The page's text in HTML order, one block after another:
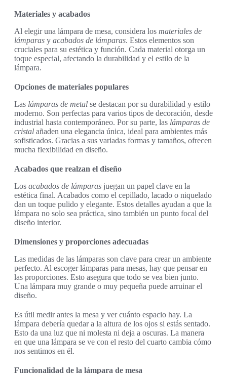
Materiales y acabados
Al elegir una lámpara de mesa, considera los materiales de
lámparas y acabados de lámparas. Estos elementos son
cruciales para su estética y función. Cada material otorga un
toque especial, afectando la durabilidad y el estilo de la
lámpara.
Opciones de materiales populares
Las lámparas de metal se destacan por su durabilidad y estilo
moderno. Son perfectas para varios tipos de decoración, desde
industrial hasta contemporáneo. Por su parte, las lámparas de
cristal añaden una elegancia única, ideal para ambientes más
sofisticados. Gracias a sus variadas formas y tamaños, ofrecen
mucha flexibilidad en diseño.
Acabados que realzan el diseño
Los acabados de lámparas juegan un papel clave en la
estética final. Acabados como el cepillado, lacado o niquelado
dan un toque pulido y elegante. Estos detalles ayudan a que la
lámpara no solo sea práctica, sino también un punto focal del
diseño interior.
Dimensiones y proporciones adecuadas
Las medidas de las lámparas son clave para crear un ambiente
perfecto. Al escoger lámparas para mesas, hay que pensar en
las proporciones. Esto asegura que todo se vea bien junto.
Una lámpara muy grande o muy pequeña puede arruinar el
diseño.
Es útil medir antes la mesa y ver cuánto espacio hay. La
lámpara debería quedar a la altura de los ojos si estás sentado.
Esto da una luz que ni molesta ni deja a oscuras. La manera
en que una lámpara se ve con el resto del cuarto cambia cómo
nos sentimos en él.
Funcionalidad de la lámpara de mesa